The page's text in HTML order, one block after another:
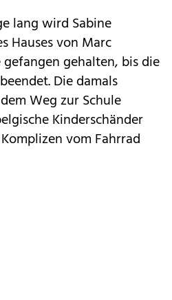
lang wird Sabine
Hauses von Marc
gehalten, bis die
Die damals
Weg zur Schule
Kinderschänder
vom Fahrrad